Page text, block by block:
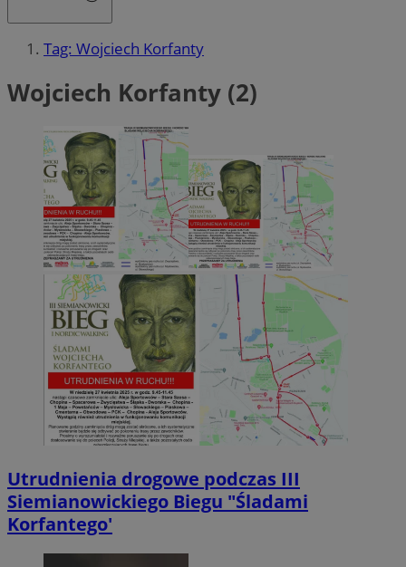
Tag: Wojciech Korfanty
Wojciech Korfanty (2)
Utrudnienia drogowe podczas III
Siemianowickiego Biegu "Śladami
Korfantego'